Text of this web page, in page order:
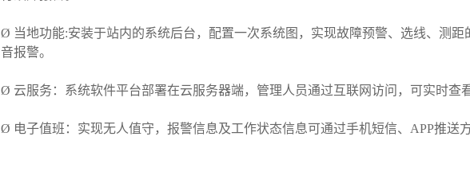
Ø 当地功能:安装于站内的系统后台，配置一次系统图，实现故障预警、选线、测
音报警。
Ø 云服务：系统软件平台部署在云服务器端，管理人员通过互联网访问，可实时查
Ø 电子值班：实现无人值守，报警信息及工作状态信息可通过手机短信、APP推送